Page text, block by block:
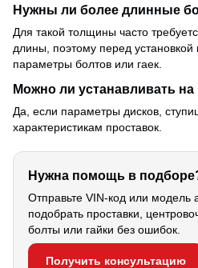
Нужны ли более длинные
Для такой толщины часто
длины, поэтому перед установкой
параметры болтов или гаек.
Можно ли устанавливать
Да, если параметры дисков,
характеристикам проставок.
Нужна помощь в
Отправьте VIN-код или
подобрать проставки,
болты или гайки без ошибок.
Получить консультацию